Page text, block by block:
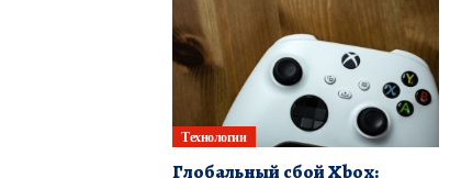
Технологии
Глобальный сбой Xbox: